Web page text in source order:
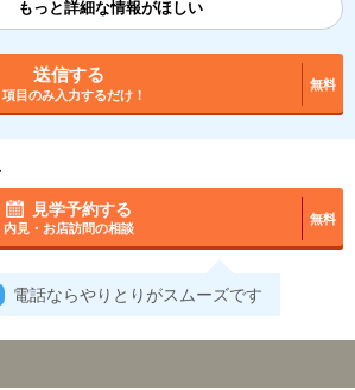
もっと詳細な情報がほしい
送信する
項目のみ入力するだけ！
無料
見学予約する
内見・お店訪問の相談
無料
電話ならやりとりがスムーズです